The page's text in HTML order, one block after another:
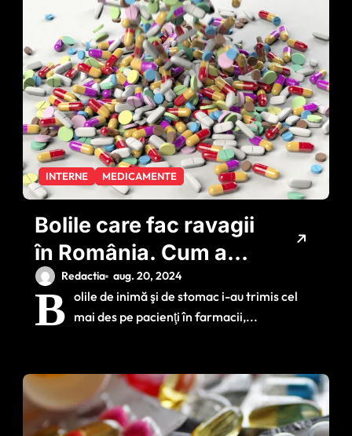
INTERNE MEDICAMENTE
Bolile care fac ravagii
în România. Cum a
arătat coşul de
medicamente al
românilor în ultimele
Redactia aug. 20, 2024
B olile de inimă şi de stomac i-au trimis cel
mai des pe pacienţi în farmacii,...